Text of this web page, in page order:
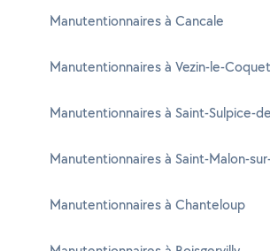
Manutentionnaires à Cancale
Manutentionnaires à Vezin-le-Coquet
Manutentionnaires à Saint-Sulpice-
Manutentionnaires à Saint-Malon-
Manutentionnaires à Chanteloup